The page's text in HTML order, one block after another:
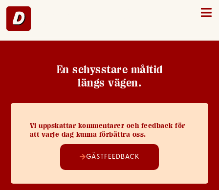
Mellerud – 27
En schysstare måltid
längs vägen.
Vi uppskattar kommentarer och feedback för
att varje dag kunna förbättra oss.
GÄSTFEEDBACK